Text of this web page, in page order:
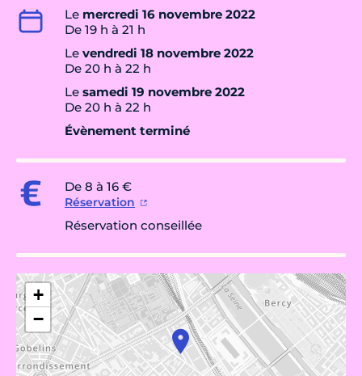
Le mercredi 16 novembre 2022
De 19 h à 21 h
Le vendredi 18 novembre 2022
De 20 h à 22 h
Le samedi 19 novembre 2022
De 20 h à 22 h
Évènement terminé
De 8 à 16 €
Réservation
Réservation conseillée
+
−